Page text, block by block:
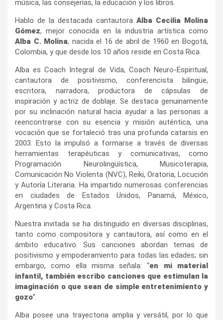
música, las consejerías, la educación y los libros.
Hablo de la destacada cantautora Alba Cecilia Molina
Gómez, mejor conocida en la industria artística como
Alba C. Molina, nacida el 16 de abril de 1960 en Bogotá,
Colombia, y que desde los 10 años reside en Costa Rica.
Alba es Coach Integral de Vida, Coach Neuro-Espiritual,
cantautora de positivismo, conferencista bilingüe,
escritora, narradora, productora de cápsulas de
inspiración y actriz de doblaje. Se destaca genuinamente
por su inclinación natural hacia ayudar a las personas a
reencontrarse con su esencia y misión auténtica, una
vocación que se fortaleció tras una profunda catarsis en
2003. Esto la impulsó a formarse a través de diversas
herramientas terapéuticas y comunicativas, como
Programación Neurolingüística, Musicoterapia,
Comunicación No Violenta (NVC), Reiki, Oratoria, Locución
y Autoría Literaria. Ha impartido numerosas conferencias
en ciudades de Estados Unidos, Panamá, México,
Argentina y Costa Rica.
Nuestra invitada se ha distinguido en diversas disciplinas,
tanto como compositora y cantautora, así como en el
ámbito educativo. Sus canciones abordan temas de
positivismo y empoderamiento para todas las edades; sin
embargo, como ella misma señala: “en mi material
infantil, también escribo canciones que estimulan la
imaginación o que sean de simple entretenimiento y
gozo”.
Alba posee una trayectoria amplia y versátil, por lo que